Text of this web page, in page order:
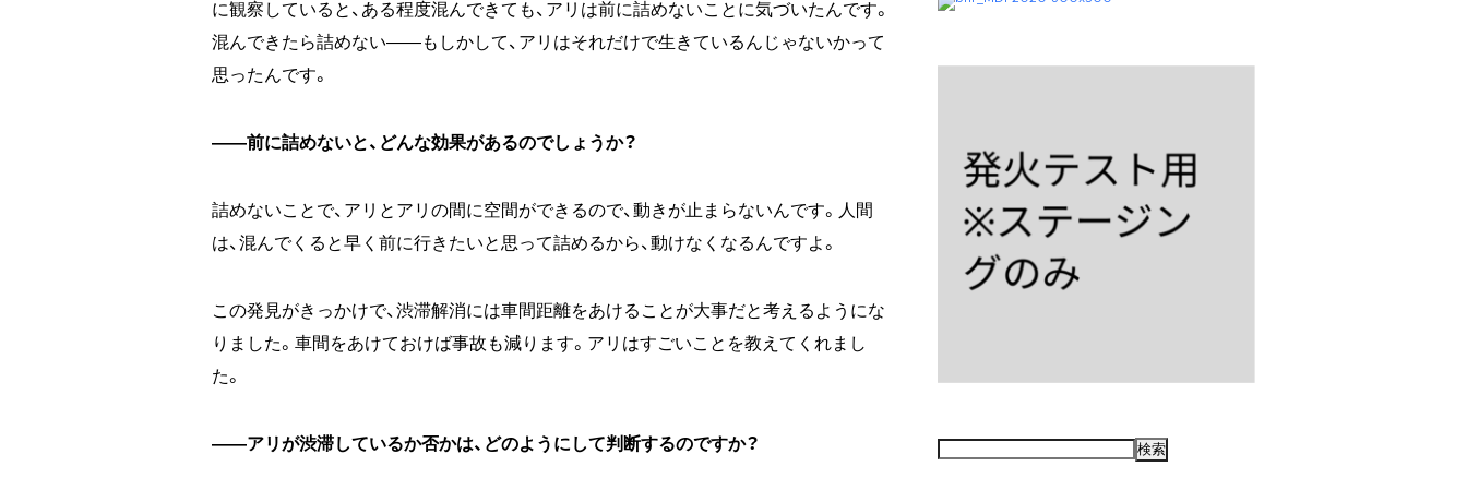
に観察していると、ある程度混んできても、アリは前に詰めないことに気づいたんです。
混んできたら詰めない――もしかして、アリはそれだけで生きているんじゃないかって
思ったんです。
――前に詰めないと、どんな効果があるのでしょうか？
詰めないことで、アリとアリの間に空間ができるので、動きが止まらないんです。人間
は、混んでくると早く前に行きたいと思って詰めるから、動けなくなるんですよ。
この発見がきっかけで、渋滞解消には車間距離をあけることが大事だと考えるようにな
りました。車間をあけておけば事故も減ります。アリはすごいことを教えてくれまし
た。
――アリが渋滞しているか否かは、どのようにして判断するのですか？
検